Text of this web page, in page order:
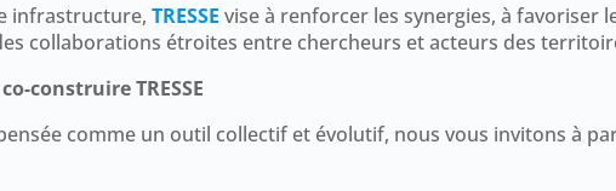
infrastructure,TRESSE vise à renforcer les synergies, à favoriser
collaborations étroites entre chercheurs et acteurs des
construire TRESSE
comme un outil collectif et évolutif, nous vous invitons à